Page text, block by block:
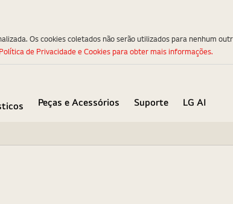
Peças e Acessórios Suporte
LG AI
Os cookies coletados não serão utilizados para nenhum
Política de Privacidade e Cookies para obter mais informações.